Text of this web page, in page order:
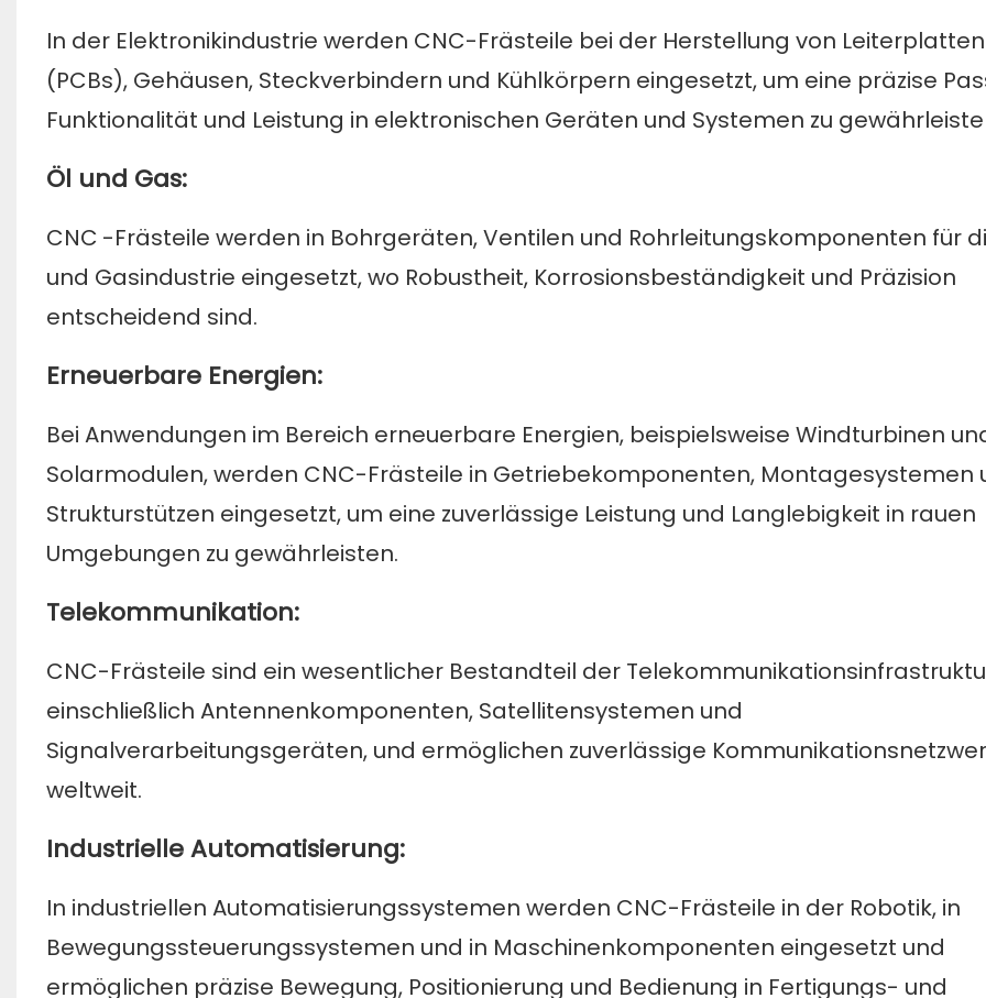
In der Elektronikindustrie werden CNC-Frästeile bei der Herstellung von Leiterplatten
(PCBs), Gehäusen, Steckverbindern und Kühlkörpern eingesetzt, um eine präzise
Funktionalität und Leistung in elektronischen Geräten und Systemen zu
Öl und Gas:
CNC -Frästeile werden in Bohrgeräten, Ventilen und Rohrleitungskomponenten für
und Gasindustrie eingesetzt, wo Robustheit, Korrosionsbeständigkeit und Präzision
entscheidend sind.
Erneuerbare Energien:
Bei Anwendungen im Bereich erneuerbare Energien, beispielsweise Windturbinen
Solarmodulen, werden CNC-Frästeile in Getriebekomponenten, Montagesystemen
Strukturstützen eingesetzt, um eine zuverlässige Leistung und Langlebigkeit in rauen
Umgebungen zu gewährleisten.
Telekommunikation:
CNC-Frästeile sind ein wesentlicher Bestandteil der
einschließlich Antennenkomponenten, Satellitensystemen und
Signalverarbeitungsgeräten, und ermöglichen zuverlässige
weltweit.
Industrielle Automatisierung:
In industriellen Automatisierungssystemen werden CNC-Frästeile in der Robotik, in
Bewegungssteuerungssystemen und in Maschinenkomponenten eingesetzt und
ermöglichen präzise Bewegung, Positionierung und Bedienung in Fertigungs- und